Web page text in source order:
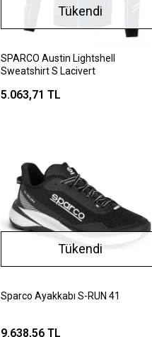
Tükendi
SPARCO Austin Lightshell
Sweatshirt S Lacivert
5.063,71 TL
Tükendi
Sparco Ayakkabı S-RUN 41
9.638,56 TL